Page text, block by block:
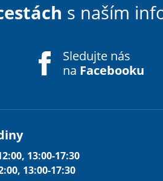
s naším
Sledujte nás
na Facebooku
13:00-17:30
13:00-17:30